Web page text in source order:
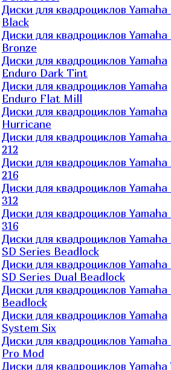
Диски для квадроциклов
Black
Диски для квадроциклов
Bronze
Диски для квадроциклов Yamaha
Enduro Dark Tint
Диски для квадроциклов Yamaha
Enduro Flat Mill
Диски для квадроциклов Yamaha
Hurricane
Диски для квадроциклов
212
Диски для квадроциклов
216
Диски для квадроциклов
312
Диски для квадроциклов
316
Диски для квадроциклов
SD Series Beadlock
Диски для квадроциклов
SD Series Dual Beadlock
Диски для квадроциклов Yamaha
Beadlock
Диски для квадроциклов Yamaha
System Six
Диски для квадроциклов Yamaha
Pro Mod
Диски для квадроциклов Yamaha